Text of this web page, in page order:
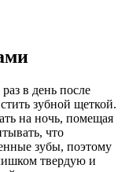
в день после
зубной щеткой.
на ночь, помещая
что
зубы, поэтому
твердую и